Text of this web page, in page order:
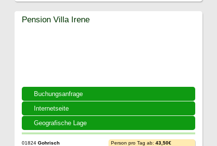
Buchungsanfrage
Internetseite
Geografische Lage
Pension Villa Irene
01824 Gohrisch
Person pro Tag ab: 43,50€